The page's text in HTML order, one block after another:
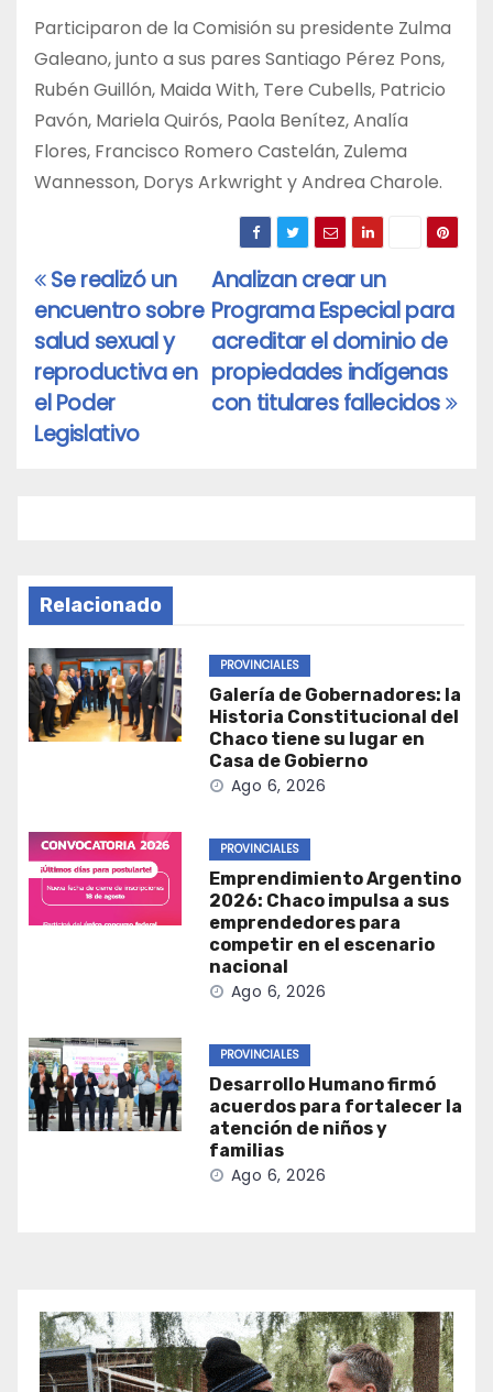
Participaron de la Comisión su presidente Zulma
Galeano, junto a sus pares Santiago Pérez Pons,
Rubén Guillón, Maida With, Tere Cubells, Patricio
Pavón, Mariela Quirós, Paola Benítez, Analía
Flores, Francisco Romero Castelán, Zulema
Wannesson, Dorys Arkwright y Andrea Charole.
Navegación
de
entradas
Analizan crear un
Programa Especial para
acreditar el dominio de
propiedades indígenas
con titulares fallecidos
Se realizó un
encuentro sobre
salud sexual y
reproductiva en
el Poder
Legislativo
Relacionado
PROVINCIALES
Galería de Gobernadores: la
Historia Constitucional del
Chaco tiene su lugar en
Casa de Gobierno
Ago 6, 2026
PROVINCIALES
Emprendimiento Argentino
2026: Chaco impulsa a sus
emprendedores para
competir en el escenario
nacional
Ago 6, 2026
PROVINCIALES
Desarrollo Humano firmó
acuerdos para fortalecer la
atención de niños y
familias
Ago 6, 2026